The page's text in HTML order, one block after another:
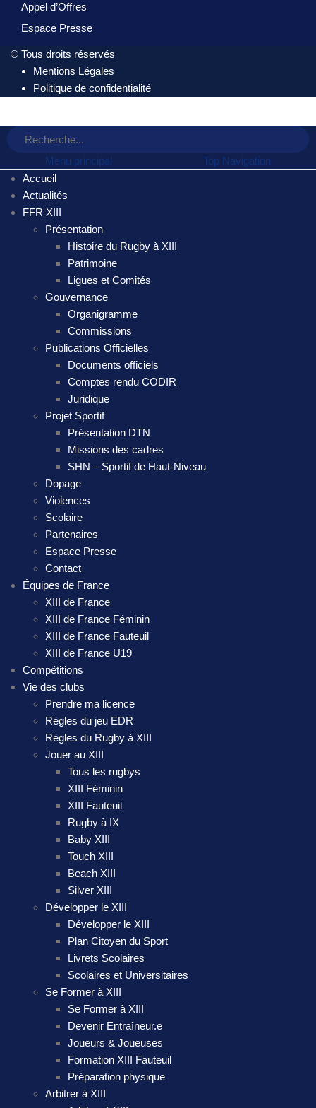
Appel d’Offres
Espace Presse
© Tous droits réservés
Mentions Légales
Politique de confidentialité
Menu principal
Top Navigation
Accueil
Actualités
FFR XIII
Présentation
Histoire du Rugby à XIII
Patrimoine
Ligues et Comités
Gouvernance
Organigramme
Commissions
Publications Officielles
Documents officiels
Comptes rendu CODIR
Juridique
Projet Sportif
Présentation DTN
Missions des cadres
SHN – Sportif de Haut-Niveau
Dopage
Violences
Scolaire
Partenaires
Espace Presse
Contact
Équipes de France
XIII de France
XIII de France Féminin
XIII de France Fauteuil
XIII de France U19
Compétitions
Vie des clubs
Prendre ma licence
Règles du jeu EDR
Règles du Rugby à XIII
Jouer au XIII
Tous les rugbys
XIII Féminin
XIII Fauteuil
Rugby à IX
Baby XIII
Touch XIII
Beach XIII
Silver XIII
Développer le XIII
Développer le XIII
Plan Citoyen du Sport
Livrets Scolaires
Scolaires et Universitaires
Se Former à XIII
Se Former à XIII
Devenir Entraîneur.e
Joueurs & Joueuses
Formation XIII Fauteuil
Préparation physique
Arbitrer à XIII